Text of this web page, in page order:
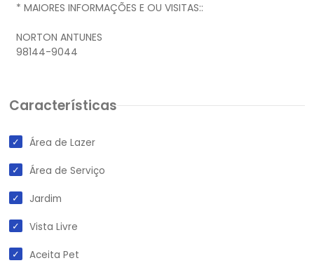
* MAIORES INFORMAÇÕES E OU VISITAS::
NORTON ANTUNES
Características
Área de Lazer
Área de Serviço
Jardim
Vista Livre
Aceita Pet